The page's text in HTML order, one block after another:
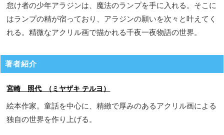
怠け者の少年アラジンは、魔法のランプを手に入れる。そこに
はランプの精が宿っており、アラジンの願いを次々と叶えてく
れる。精微なアクリル画で描かれる千夜一夜物語の世界。
著者紹介
宮崎 照代 （ミヤザキ テルヨ）
絵本作家。童話を中心に、精緻で厚みのあるアクリル画による
独自の世界を作り上げる。